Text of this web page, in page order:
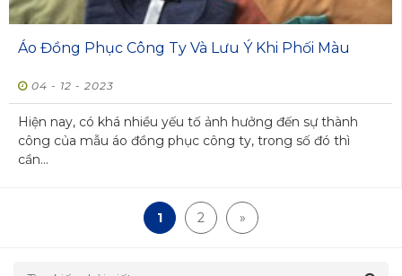
Áo Đồng Phục Công Ty Và Lưu Ý Khi Phối Màu
04 - 12 - 2023
Hiện nay, có khá nhiều yếu tố ảnh hưởng đến sự thành
công của mẫu áo đồng phục công ty, trong số đó thì
cần...
1 2 »